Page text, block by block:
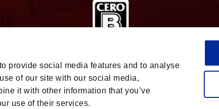
provide social media features and to analyse
of our site with our social media,
it with other information that you’ve
use of their services.
商標または商標です。
of Valve Corporation in the U.S. and/or other countries.